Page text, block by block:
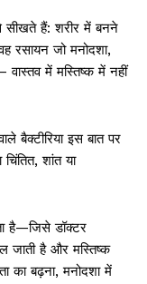
सीखते हैं: शरीर में बनने
रसायन जो मनोदशा,
वास्तव में मस्तिष्क में नहीं
बैक्टीरिया इस बात पर
शांत या
है—जिसे डॉक्टर
जाती है और मस्तिष्क
का बढ़ना, मनोदशा में